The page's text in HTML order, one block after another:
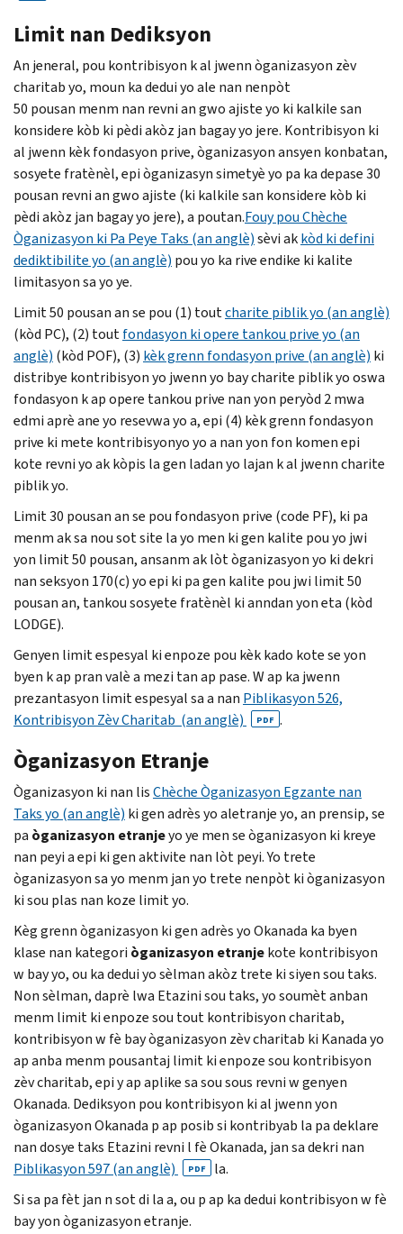
Limit nan Dediksyon
An jeneral, pou kontribisyon k al jwenn òganizasyon zèv
charitab yo, moun ka dedui yo ale nan nenpòt
50 pousan menm nan revni an gwo ajiste yo ki kalkile san
konsidere kòb ki pèdi akòz jan bagay yo jere. Kontribisyon ki
al jwenn kèk fondasyon prive, òganizasyon ansyen konbatan,
sosyete fratènèl, epi òganizasyn simetyè yo pa ka depase 30
pousan revni an gwo ajiste (ki kalkile san konsidere kòb ki
pèdi akòz jan bagay yo jere), a poutan.Fouy pou Chèche
Òganizasyon ki Pa Peye Taks (an anglè)sèvi akkòd ki defini
dediktibilite yo (an anglè) pou yo ka rive endike ki kalite
limitasyon sa yo ye.
Limit 50 pousan an se pou (1) toutcharite piblik yo (an anglè)
(kòd PC), (2) toutfondasyon ki opere tankou prive yo (an
anglè) (kòd POF), (3) kèk grenn fondasyon prive (an anglè) ki
distribye kontribisyon yo jwenn yo bay charite piblik yo oswa
fondasyon k ap opere tankou prive nan yon peryòd 2 mwa
edmi aprè ane yo resevwa yo a, epi (4) kèk grenn fondasyon
prive ki mete kontribisyonyo yo a nan yon fon komen epi
kote revni yo ak kòpis la gen ladan yo lajan k al jwenn charite
piblik yo.
Limit 30 pousan an se pou fondasyon prive (code PF), ki pa
menm ak sa nou sot site la yo men ki gen kalite pou yo jwi
yon limit 50 pousan, ansanm ak lòt òganizasyon yo ki dekri
nan seksyon 170(c) yo epi ki pa gen kalite pou jwi limit 50
pousan an, tankou sosyete fratènèl ki anndan yon eta (kòd
LODGE).
Genyen limit espesyal ki enpoze pou kèk kado kote se yon
byen k ap pran valè a mezi tan ap pase. W ap ka jwenn
prezantasyon limit espesyal sa a nan Piblikasyon 526,
Kontribisyon Zèv Charitab (an anglè)
PDF .
Òganizasyon Etranje
Òganizasyon ki nan lisChèche Òganizasyon Egzante nan
Taks yo (an anglè) ki gen adrès yo aletranje yo, an prensip, se
pa òganizasyon etranjeyo ye men se òganizasyon ki kreye
nan peyi a epi ki gen aktivite nan lòt peyi. Yo trete
òganizasyon sa yo menm jan yo trete nenpòt ki òganizasyon
ki sou plas nan koze limit yo.
Kèg grenn òganizasyon ki gen adrès yo Okanada ka byen
klase nan kategori òganizasyon etranjekote kontribisyon
w bay yo, ou ka dedui yo sèlman akòz trete ki siyen sou taks.
Non sèlman, daprè lwa Etazini sou taks, yo soumèt anban
menm limit ki enpoze sou tout kontribisyon charitab,
kontribisyon w fè bay òganizasyon zèv charitab ki Kanada yo
ap anba menm pousantaj limit ki enpoze sou kontribisyon
zèv charitab, epi y ap aplike sa sou sous revni w genyen
Okanada. Dediksyon pou kontribisyon ki al jwenn yon
òganizasyon Okanada p ap posib si kontribyab la pa deklare
nan dosye taks Etazini revni l fè Okanada, jan sa dekri nan
Piblikasyon 597 (an anglè)
PDF
la.
Si sa pa fèt jan n sot di la a, ou p ap ka dedui kontribisyon w fè
bay yon òganizasyon etranje.